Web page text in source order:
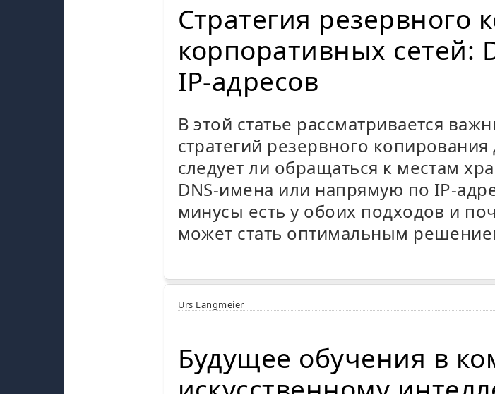
Стратегия резервного
корпоративных сетей:
IP-адресов
В этой статье рассматривается
стратегий резервного
следует ли обращаться к местам
DNS-имена или напрямую по IP-
минусы есть у обоих подходов и
может стать оптимальным
Urs Langmeier
Будущее обучения в